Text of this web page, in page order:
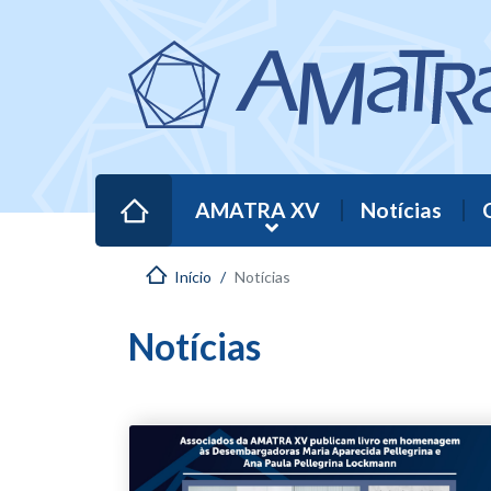
AMATRA XV Notícias
Notícias
Início Notícias